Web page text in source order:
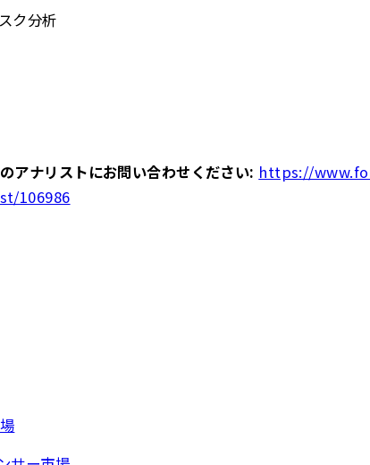
ク分析
アナリストにお問い合わせください: https://
106986